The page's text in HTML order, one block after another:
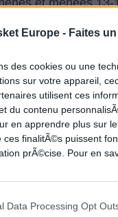
Europe - Faites
des cookies ou une
sur votre appareil,
utilisent ces
du contenu
en apprendre plus sur
ces finalitÃ©s puissent
prÃ©cise. Pour en
Data Processing Opt
et menées
de la part du
le bouillon et
et au fil de la
dans la rencontre.
à l’avantage des